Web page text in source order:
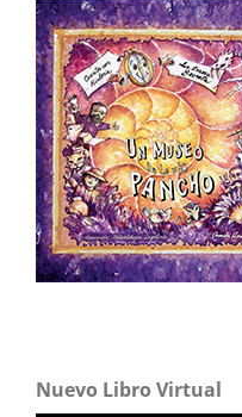
Nuevo Libro Virtual